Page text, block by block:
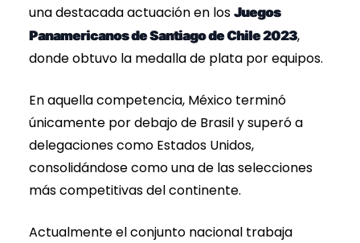
una destacada actuación en los Juegos
Panamericanos de Santiago de Chile 2023,
donde obtuvo la medalla de plata por equipos.
En aquella competencia, México terminó
únicamente por debajo de Brasil y superó a
delegaciones como Estados Unidos,
consolidándose como una de las selecciones
más competitivas del continente.
Actualmente el conjunto nacional trabaja